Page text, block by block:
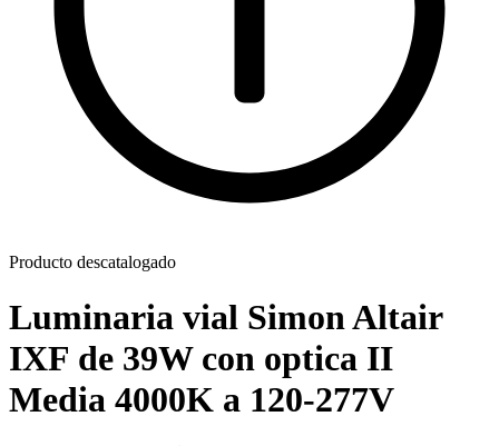
Producto descatalogado
Luminaria vial Simon Altair
IXF de 39W con optica II
Media 4000K a 120-277V